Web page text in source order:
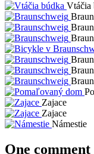
Vtáčia
Zajace
Zajace
Námestie
One comment